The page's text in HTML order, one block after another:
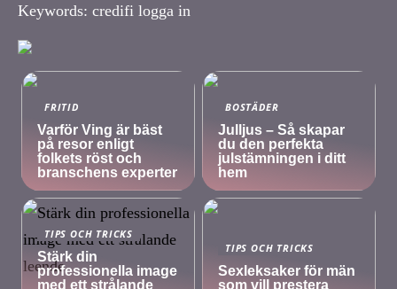
Keywords: credifi logga in
FRITID
Varför Ving är bäst
på resor enligt
folkets röst och
branschens experter
BOSTÄDER
Julljus – Så skapar
du den perfekta
julstämningen i ditt
hem
TIPS OCH TRICKS
Stärk din
professionella image
med ett strålande
TIPS OCH TRICKS
Sexleksaker för män
som vill prestera